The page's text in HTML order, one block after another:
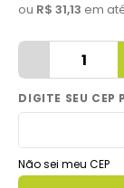
ou R$ 31,13 em
Não sei meu CEP
8º
cimento
9º
vaso
10º torneira